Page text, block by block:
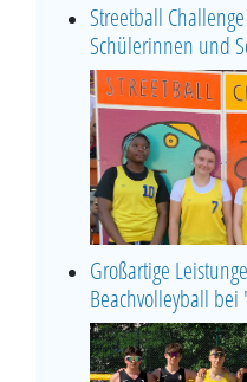
Streetball
Schülerinnen und
Großartige
Beachvolleyball